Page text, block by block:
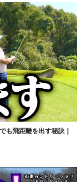
も飛距離を出す秘訣｜